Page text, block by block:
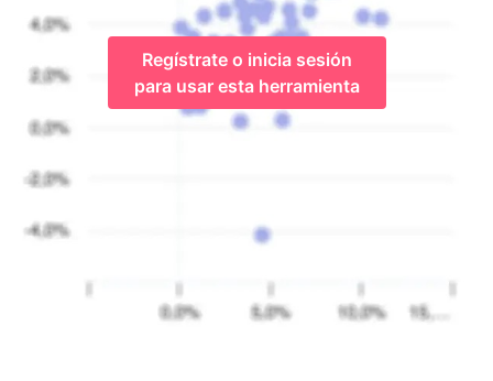
Regístrate o inicia sesión
para usar esta herramienta